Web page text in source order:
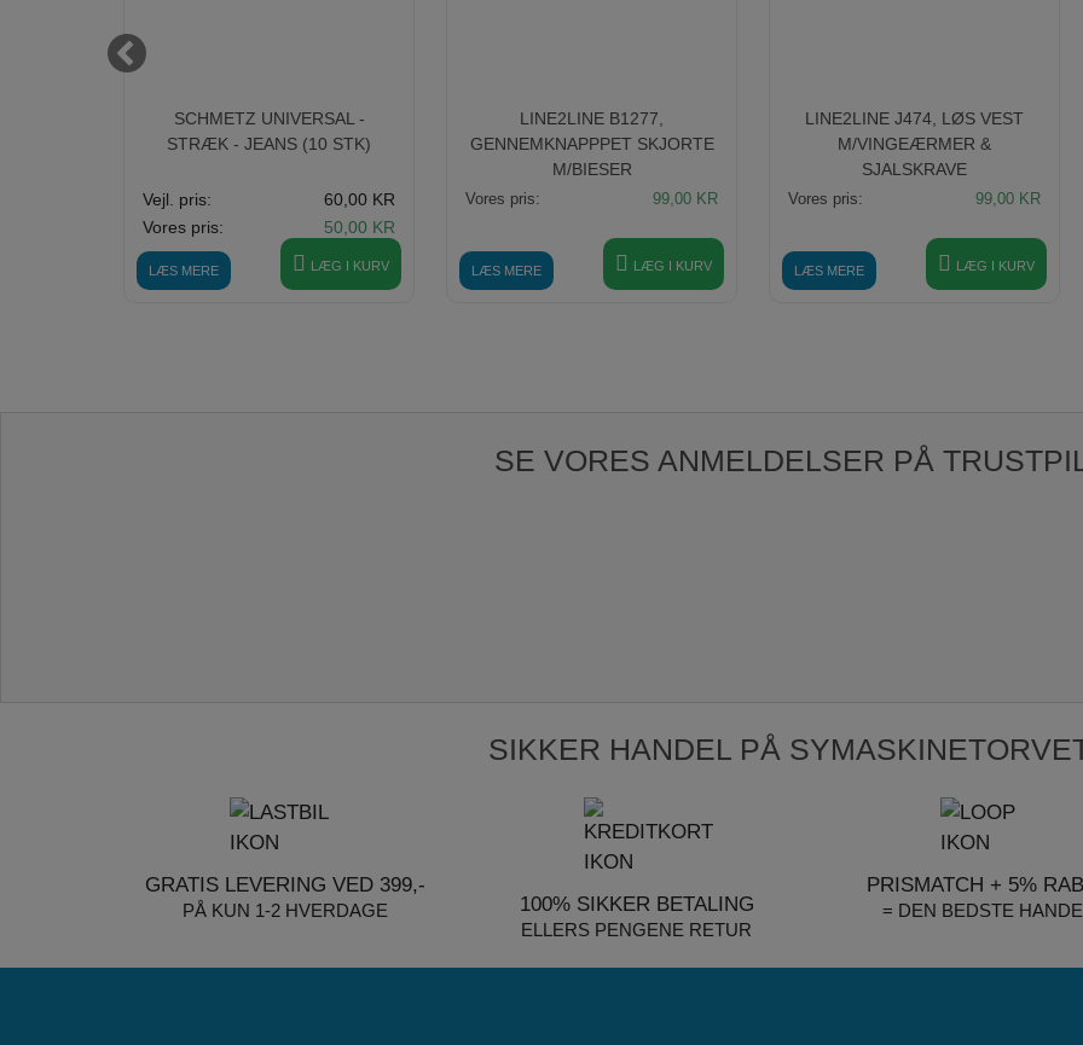
SCHMETZ UNIVERSAL -
STRÆK - JEANS (10 STK)
LÆS MERE
Vejl. pris:
60,00 KR
Vores pris:
50,00 KR
LÆG I KURV
LINE2LINE B1277,
GENNEMKNAPPPET SKJORTE
M/BIESER
LÆS MERE
Vores pris: 99,00 KR
LÆG I KURV
LINE2LINE J474, LØS VEST
M/VINGEÆRMER &
SJALSKRAVE
LÆS MERE
Vores pris: 99,00 KR
LÆG I KURV
SE VORES ANMELDELSER PÅ
SIKKER HANDEL PÅ
GRATIS LEVERING VED 399,-
PÅ KUN 1-2 HVERDAGE 100% SIKKER BETALING
ELLERS PENGENE RETUR
PRISMATCH + 5%
= DEN BEDSTE